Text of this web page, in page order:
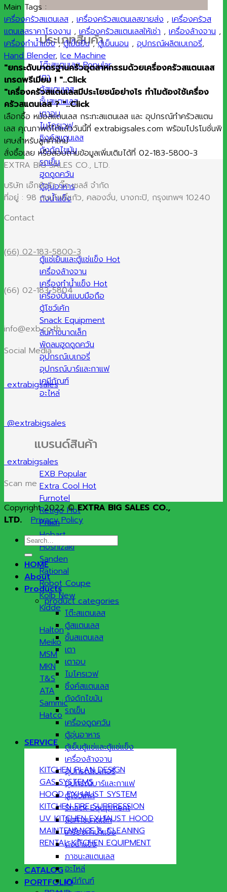
ประเภทสินค้า
โต๊ะสแตนเลส
เตา
ตู้สแตนเลส
ชั้นสแตนเลส
เตาอบ
ไมโครเวฟ
ซิงค์สแตนเลส
ถังดักไขมัน
รถเข็น
ฮูดดูดควัน
ตู้อุ่นอาหาร
ถังน้ำแข็ง
ตู้แช่เย็นและตู้แช่แข็ง
เครื่องล้างจาน
เครื่องทำน้ำแข็ง
เครื่องปั่นแบบมือถือ
ตู้โชว์เค้ก
Snack Equipment
สินค้าขนาดเล็ก
พัดลมฮูดดูดควัน
อุปกรณ์เบเกอรี่
อุปกรณ์บาร์และกาแฟ
เคมีภัณฑ์
อะไหล่
แบรนด์สินค้า
EXB
Extra Cool
Furnotel
Retigo
Praim
Hobart
Hoshizaki
Sanden
Rational
Robot Coupe
Kolb
Kidde
Halton
Meiko
MSM
MKN
T&S
ATA
Sammic
Hatco
SERVICE
KITCHEN PLAN DESIGN
GAS SYSTEMS
HOOD EXHAUST SYSTEM
KITCHEN FIRE SUPPRESSION
UV KITCHEN EXHAUST HOOD
MAINTENANCE & CLEANING
RENTAL KITCHEN EQUIPMENT
CATALOG
PORTFOLIO
Main Tags :
เครื่องครัวสแตนเลส , เครื่องครัวสแตนเลสขายส่ง , เครื่องครัวส
แตนเลสราคาโรงงาน , เครื่องครัวสแตนเลสให้เช่า , เครื่องล้างจาน ,
เครื่องทำน้ำแข็ง,ตู้เย็นยืน,ตู้เย็นนอน , อุปกรณ์ผลิตเบเกอรี่,
Hand Blender, Ice Machine
"ยกระดับมาตรฐานครัวอุตสาหกรรมด้วยเครื่องครัวสแตนเลส
เกรดพรีเมียม ! "..Click
"เครื่องครัวสแตนเลสมีประโยชน์อย่างไร ทำไมต้องใช้เครื่อง
ครัวสแตนเลส ? "..Click
เลือกซื้อ หม้อสแตนเลส กระทะสแตนเลส และ อุปกรณ์ทำครัวสแตน
เลส คุณภาพดีได้แล้ววันนี้ที่ extrabigsales.com พร้อมโปรโมชั่นพิ
เศษสำหรับลูกค้าใหม่
สั่งซื้อเลย หรือสอบถามข้อมูลเพิ่มเติมได้ที่ 02-183-5800-3
EXTRA BIG SALES CO., LTD.
บริษัท เอ๊กซ์ตร้า บิ๊ก เซลส์ จำกัด
ที่อยู่ : 98 ถนนโพธิ์แก้ว, คลองจั่น, บางกะปิ, กรุงเทพฯ 10240
Contact
(66) 02-183-5800-3
(66) 02-183-5804
info@exb.co.th
Social Media
extrabigsales
@extrabigsales
extrabigsales
Scan me
Copyright 2022 ©EXTRA BIG SALES CO.,
LTD.
Privacy Policy
Search
for:
HOME
About
Products
product categories
โต๊ะสแตนเลส
ตู้สแตนเลส
ชั้นสแตนเลส
เตา
เตาอบ
ไมโครเวฟ
ซิ้งค์สแตนเลส
ถังดักไขมัน
รถเข็น
เครื่องดูดควัน
ตู้อุ่นอาหาร
ตู้เย็นตู้แช่และตู้แช่แข็ง
เครื่องล้างจาน
อุปกรณ์เบเกอรี่
อุปกรณ์บาร์และกาแฟ
ตู้โชว์เค้ก
Snack Equipment
สินค้าขนาดเล็ก
เครื่องทำน้ำแข็ง
ถังน้ำแข็ง
ภาชนะสแตนเลส
อะไหล่
เคมีภัณฑ์